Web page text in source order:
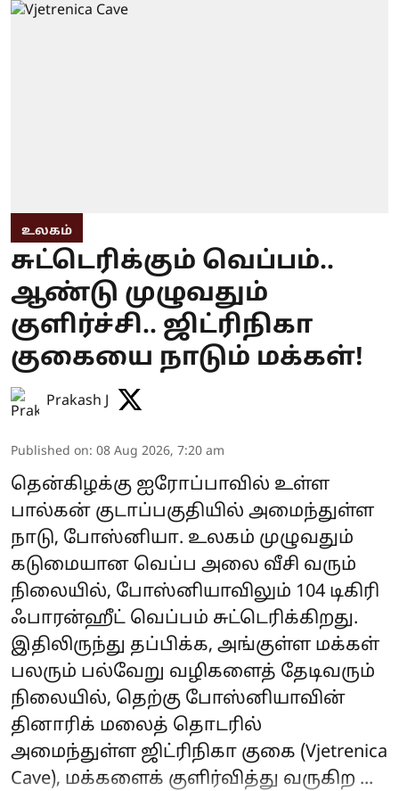
உலகம்
சுட்டெரிக்கும் வெப்பம்..
ஆண்டு முழுவதும்
குளிர்ச்சி.. ஜிட்ரிநிகா
குகையை நாடும் மக்கள்!
Prakash J
Published on: 08 Aug 2026, 7:20 am
தென்கிழக்கு ஐரோப்பாவில் உள்ள
பால்கன் குடாப்பகுதியில் அமைந்துள்ள
நாடு, போஸ்னியா. உலகம் முழுவதும்
கடுமையான வெப்ப அலை வீசி வரும்
நிலையில், போஸ்னியாவிலும் 104 டிகிரி
ஃபாரன்ஹீட் வெப்பம் சுட்டெரிக்கிறது.
இதிலிருந்து தப்பிக்க, அங்குள்ள மக்கள்
பலரும் பல்வேறு வழிகளைத் தேடிவரும்
நிலையில், தெற்கு போஸ்னியாவின்
தினாரிக் மலைத் தொடரில்
அமைந்துள்ள ஜிட்ரிநிகா குகை (Vjetrenica
Cave), மக்களைக் குளிர்வித்து வருகிற ...